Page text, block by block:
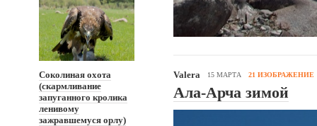
Соколиная охота
(скармливание
запуганного кролика
ленивому
зажравшемуся орлу)
Valera 15 МАРТА 21 ИЗОБРАЖЕНИЕ
Ала-Арча зимой